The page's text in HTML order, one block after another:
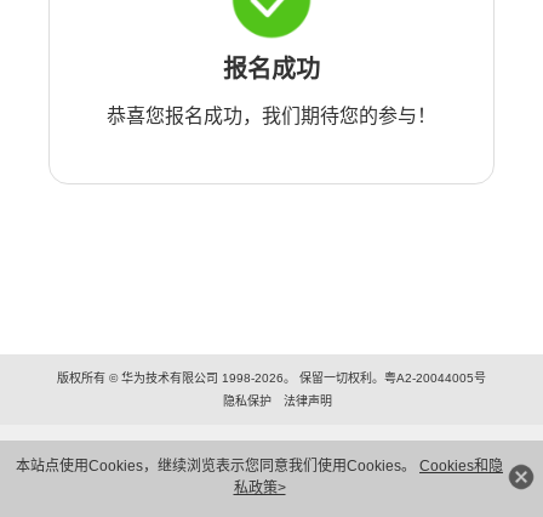
本站点使用Cookies，继续浏览表示您同意我们使用Cookies。 Cookies和隐
私政策>
报名成功
恭喜您报名成功，我们期待您的参与！
版权所有 © 华为技术有限公司 1998-2026。 保留一切权利。粤A2-20044005号
隐私保护
法律声明